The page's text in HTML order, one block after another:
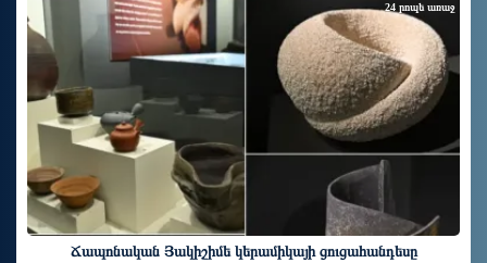
Ճապոնական Յակիշիմե կերամիկայի ցուցահանդեսը
24 րոպե առաջ